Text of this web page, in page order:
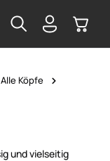
Alle Köpfe
und vielseitig